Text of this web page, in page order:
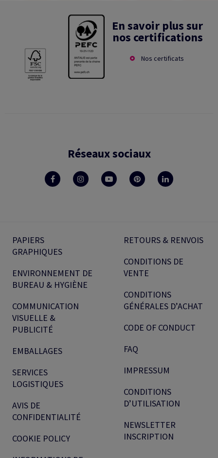
En savoir plus sur
nos certifications
Nos certificats
Réseaux sociaux
PAPIERS
GRAPHIQUES
ENVIRONNEMENT DE
BUREAU & HYGIÈNE
COMMUNICATION
VISUELLE &
PUBLICITÉ
EMBALLAGES
SERVICES
LOGISTIQUES
AVIS DE
CONFIDENTIALITÉ
COOKIE POLICY
RETOURS & RENVOIS
CONDITIONS DE
VENTE
CONDITIONS
GÉNÉRALES D’ACHAT
CODE OF CONDUCT
FAQ
IMPRESSUM
CONDITIONS
D’UTILISATION
NEWSLETTER
INSCRIPTION